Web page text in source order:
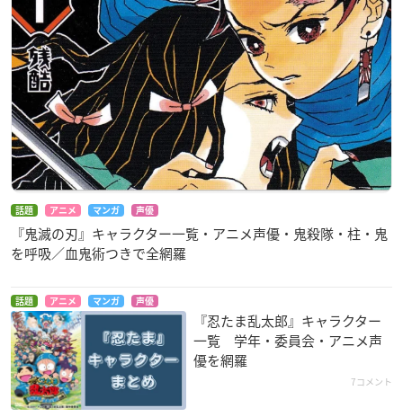
話題 アニメ マンガ 声優
『鬼滅の刃』キャラクター一覧・アニメ声優・鬼殺隊・柱・鬼
を呼吸／血鬼術つきで全網羅
話題 アニメ マンガ 声優
『忍たま乱太郎』キャラクター
一覧 学年・委員会・アニメ声
優を網羅
7コメント